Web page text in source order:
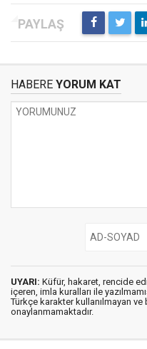
HABERE YORUM KAT
UYARI: Küfür, hakaret, rencide
içeren, imla kuralları ile
Türkçe karakter kullanılmayan
onaylanmamaktadır.